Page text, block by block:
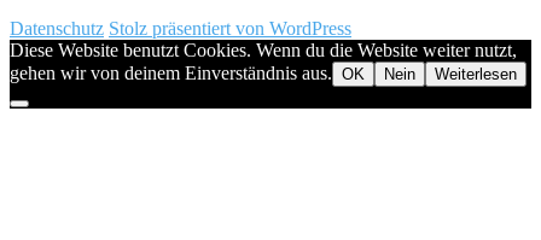
Datenschutz Stolz präsentiert von WordPress
Diese Website benutzt Cookies. Wenn du die Website weiter nutzt,
gehen wir von deinem Einverständnis aus. OK Nein Weiterlesen